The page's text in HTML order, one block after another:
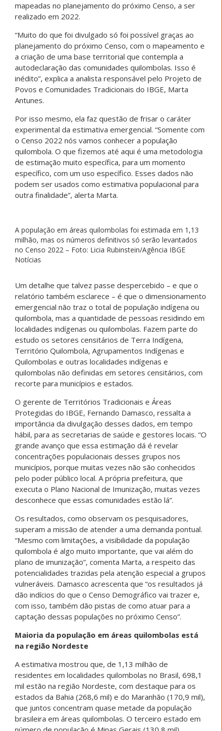
mapeadas no planejamento do próximo Censo, a ser
realizado em 2022.
“Muito do que foi divulgado só foi possível graças ao
planejamento do próximo Censo, com o mapeamento e
a criação de uma base territorial que contempla a
autodeclaração das comunidades quilombolas. Isso é
inédito”, explica a analista responsável pelo Projeto de
Povos e Comunidades Tradicionais do IBGE, Marta
Antunes.
Por isso mesmo, ela faz questão de frisar o caráter
experimental da estimativa emergencial. “Somente com
o Censo 2022 nós vamos conhecer a população
quilombola. O que fizemos até aqui é uma metodologia
de estimação muito específica, para um momento
específico, com um uso específico. Esses dados não
podem ser usados como estimativa populacional para
outra finalidade”, alerta Marta.
A população em áreas quilombolas foi estimada em 1,13
milhão, mas os números definitivos só serão levantados
no Censo 2022 – Foto: Licia Rubinstein/Agência IBGE
Notícias
Um detalhe que talvez passe despercebido – e que o
relatório também esclarece – é que o dimensionamento
emergencial não traz o total de população indígena ou
quilombola, mas a quantidade de pessoas residindo em
localidades indígenas ou quilombolas. Fazem parte do
estudo os setores censitários de Terra Indígena,
Território Quilombola, Agrupamentos Indígenas e
Quilombolas e outras localidades indígenas e
quilombolas não definidas em setores censitários, com
recorte para municípios e estados.
O gerente de Territórios Tradicionais e Áreas
Protegidas do IBGE, Fernando Damasco, ressalta a
importância da divulgação desses dados, em tempo
hábil, para as secretarias de saúde e gestores locais. “O
grande avanço que essa estimação dá é revelar
concentrações populacionais desses grupos nos
municípios, porque muitas vezes não são conhecidos
pelo poder público local. A própria prefeitura, que
executa o Plano Nacional de Imunização, muitas vezes
desconhece que essas comunidades estão lá”.
Os resultados, como observam os pesquisadores,
superam a missão de atender a uma demanda pontual.
“Mesmo com limitações, a visibilidade da população
quilombola é algo muito importante, que vai além do
plano de imunização”, comenta Marta, a respeito das
potencialidades trazidas pela atenção especial a grupos
vulneráveis. Damasco acrescenta que “os resultados já
dão indícios do que o Censo Demográfico vai trazer e,
com isso, também dão pistas de como atuar para a
captação dessas populações no próximo Censo”.
Maioria da população em áreas quilombolas está
na região Nordeste
A estimativa mostrou que, de 1,13 milhão de
residentes em localidades quilombolas no Brasil, 698,1
mil estão na região Nordeste, com destaque para os
estados da Bahia (268,6 mil) e do Maranhão (170,9 mil),
que juntos concentram quase metade da população
brasileira em áreas quilombolas. O terceiro estado em